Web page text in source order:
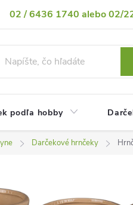
02 / 6436 1740 alebo 02/
tovaru Podmienky ochrany
podľa hobby
Darčekové hrnčeky